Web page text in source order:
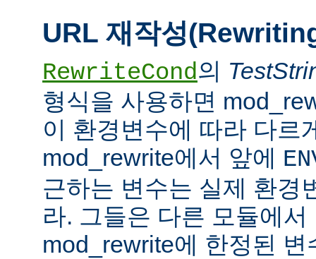
URL 재작성
RewriteCond의
형식을 사용하면
이 환경변수에 따라 다르
mod_rewrite에서 앞에
근하는 변수는 실제 환경
라. 그들은 다른 모듈에
mod_rewrite에 한정된 변